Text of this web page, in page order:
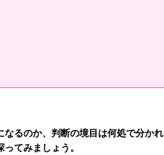
るのか、判断の境目は何処で分かれ
てみましょう。